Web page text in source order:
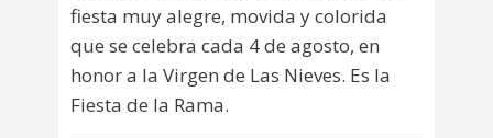
fiesta muy alegre, movida y colorida
que se celebra cada 4 de agosto, en
honor a la Virgen de Las Nieves. Es la
Fiesta de la Rama.